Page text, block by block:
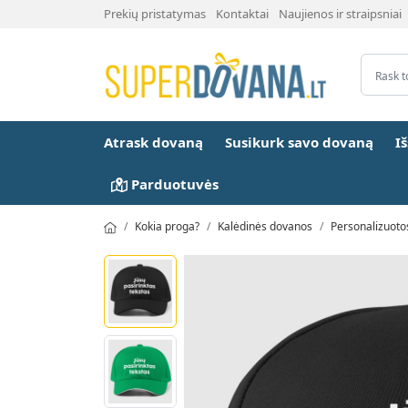
Prekių pristatymas Kontaktai Naujienos ir straipsniai
Atrask dovaną Susikurk savo dovaną
Parduotuvės
Kokia proga? Kalėdinės dovanos